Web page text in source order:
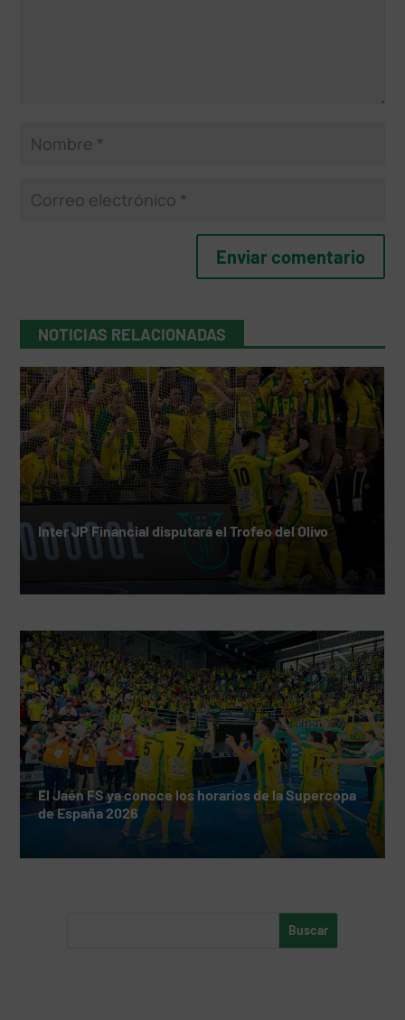
NOTICIAS RELACIONADAS
Inter JP Financial disputará el Trofeo del Olivo
El Jaén FS ya conoce los horarios de la Supercopa
de España 2026